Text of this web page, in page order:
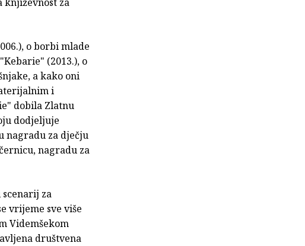
o borbi mlade
(2013.), o
a kako oni
i
dobila Zlatnu
dodjeljuje
nagradu za dječju
nagradu za
scenarij za
vrijeme sve više
Videmšekom
društvena